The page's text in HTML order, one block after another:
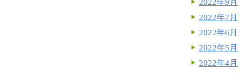
2022年9月
2022年7月
2022年6月
2022年5月
2022年4月